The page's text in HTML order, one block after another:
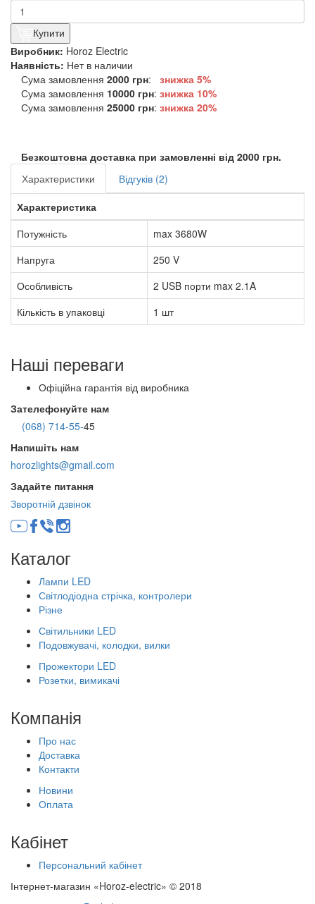
Купити
Виробник: Horoz Electric
Наявність: Нет в наличии
Сума замовлення 2000 грн:
знижка 5%
Сума замовлення 10000 грн: знижка 10%
Сума замовлення 25000 грн: знижка 20%
Безкоштовна доставка при замовленні від 2000 грн.
Характеристики
Відгуків (2)
Характеристика
Потужність
max 3680W
Напруга
250 V
Особливість
2 USB порти max 2.1A
Кількість в упаковці
1 шт
Наші переваги
Офіційна гарантія від виробника
Зателефонуйте нам
(068) 714-55-45
Напишіть нам
horozlights@gmail.com
Задайте питання
Зворотній дзвінок
Каталог
Лампи LED
Світлодіодна стрічка, контролери
Різне
Світильники LED
Подовжувачі, колодки, вилки
Прожектори LED
Розетки, вимикачі
Компанія
Про нас
Доставка
Контакти
Новини
Оплата
Кабінет
Персональний кабінет
Інтернет-магазин «Horoz-electric» © 2018